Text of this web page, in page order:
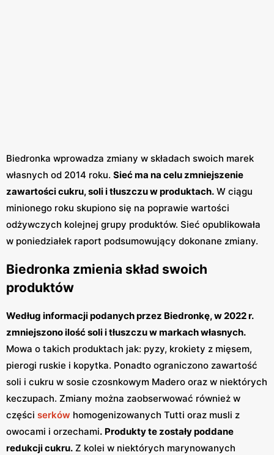
Biedronka wprowadza zmiany w składach swoich marek
własnych od 2014 roku. Sieć ma na celu zmniejszenie
zawartości cukru, soli i tłuszczu w produktach. W ciągu
minionego roku skupiono się na poprawie wartości
odżywczych kolejnej grupy produktów. Sieć opublikowała
w poniedziałek raport podsumowujący dokonane zmiany.
Biedronka zmienia skład swoich
produktów
Według informacji podanych przez Biedronkę, w 2022 r.
zmniejszono ilość soli i tłuszczu w markach własnych.
Mowa o takich produktach jak: pyzy, krokiety z mięsem,
pierogi ruskie i kopytka. Ponadto ograniczono zawartość
soli i cukru w sosie czosnkowym Madero oraz w niektórych
keczupach. Zmiany można zaobserwować również w
części serków homogenizowanych Tutti oraz musli z
owocami i orzechami. Produkty te zostały poddane
redukcji cukru. Z kolei w niektórych marynowanych